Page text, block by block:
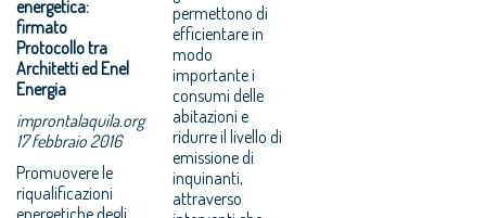
energetica:
firmato
Protocollo tra
Architetti ed Enel
Energia
improntalaquila.org
17 febbraio 2016
Promuovere le
riqualificazioni
energetiche degli
permettono di
efficientare in
modo
importante i
consumi delle
abitazioni e
ridurre il livello di
emissione di
inquinanti,
attraverso